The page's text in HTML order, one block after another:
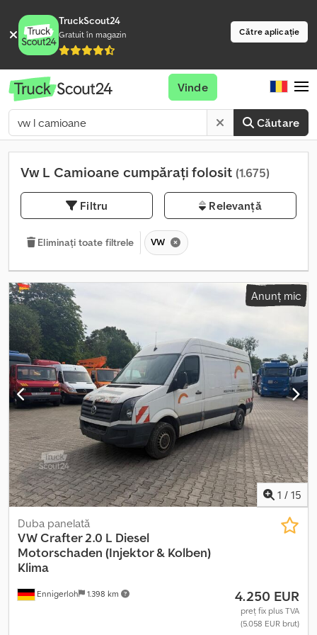
TruckScout24
Gratuit în magazin Către aplicație
Căutare
Vinde
Vw L Camioane cumpărați folosit (1.675)
Filtru Relevanță
Eliminați toate filtrele VW
Anunț mic
1 / 15
Ennigerloh 1.398 km
Duba panelată
VWCrafter 2.0 L Diesel
Motorschaden (Injektor & Kolben)
Klima
4.250 EUR
preț fix plus TVA
(5.058 EUR brut)